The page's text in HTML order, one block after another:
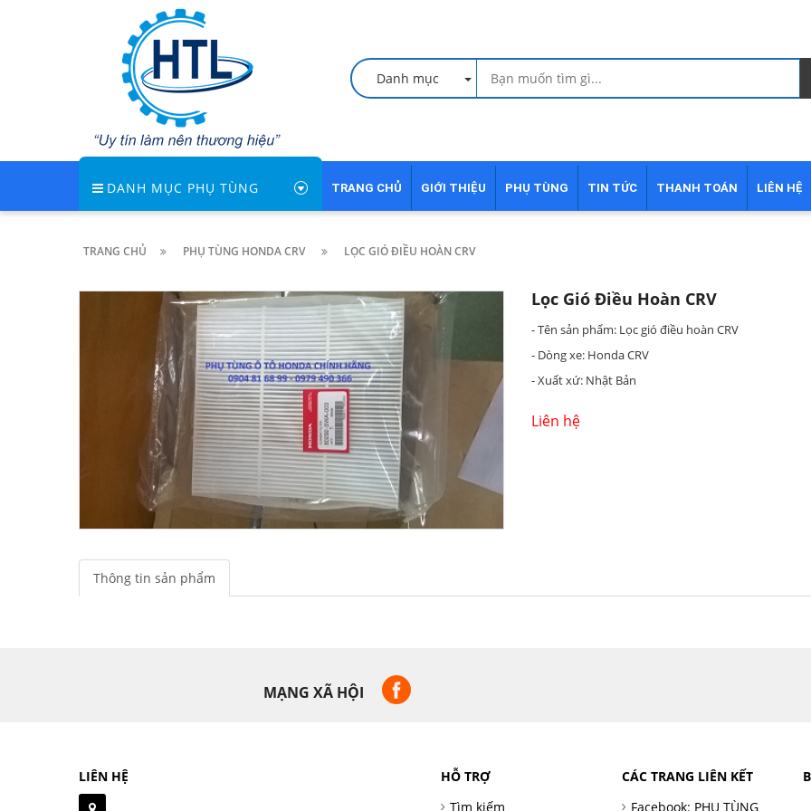
Danh mục
DANH MỤC PHỤ TÙNG TRANG CHỦ GIỚI THIỆU PHỤ TÙNG TIN TỨC THANH TOÁN LIÊN HỆ
TRANG CHỦ PHỤ TÙNG HONDA CRV LỌC GIÓ ĐIỀU HOÀN CRV
Lọc Gió Điều Hoàn CRV
- Tên sản phẩm: Lọc gió điều hoàn CRV
- Dòng xe: Honda CRV
- Xuất xứ: Nhật Bản
Liên hệ
Thông tin sản phẩm
MẠNG XÃ HỘI
LIÊN HỆ
HỖ TRỢ
Tìm kiếm
CÁC TRANG LIÊN KẾT
Facebook: PHỤ TÙNG